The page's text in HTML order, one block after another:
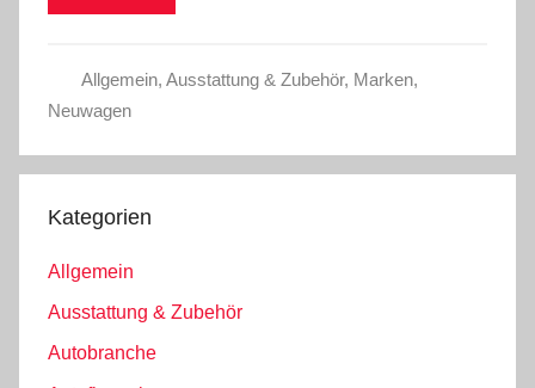
Allgemein, Ausstattung & Zubehör, Marken,
Neuwagen
Kategorien
Allgemein
Ausstattung & Zubehör
Autobranche